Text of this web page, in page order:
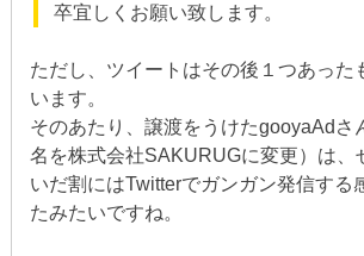
卒宜しくお願い致します。
ただし、ツイートはその後１つあった
います。
そのあたり、譲渡をうけたgooyaAdさ
名を株式会社SAKURUGに変更）は、
いだ割にはTwitterでガンガン発信する
たみたいですね。